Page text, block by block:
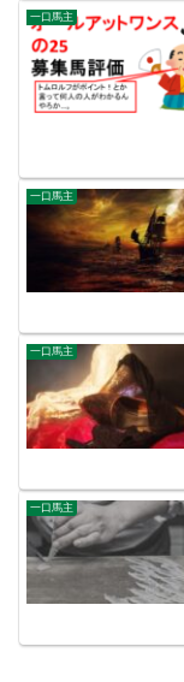
一口馬主
一口馬主
一口馬主
一口馬主